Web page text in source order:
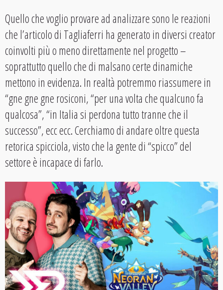
Quello che voglio provare ad analizzare sono le reazioni
che l’articolo di Tagliaferri ha generato in diversi creator
coinvolti più o meno direttamente nel progetto –
soprattutto quello che di malsano certe dinamiche
mettono in evidenza. In realtà potremmo riassumere in
“gne gne gne rosiconi, “per una volta che qualcuno fa
qualcosa”, “in Italia si perdona tutto tranne che il
successo”, ecc ecc. Cerchiamo di andare oltre questa
retorica spicciola, visto che la gente di “spicco” del
settore è incapace di farlo.